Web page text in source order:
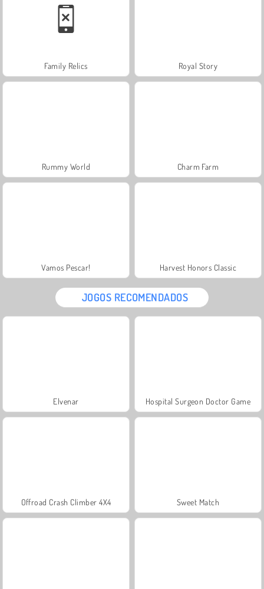
Family Relics Royal Story
Rummy World Charm Farm
Vamos Pescar! Harvest Honors Classic
JOGOS RECOMENDADOS
Elvenar Hospital Surgeon Doctor Game
Offroad Crash Climber 4X4 Sweet Match